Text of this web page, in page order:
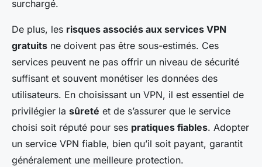
surchargé.
De plus, les risques associés aux services VPN
gratuits ne doivent pas être sous-estimés. Ces
services peuvent ne pas offrir un niveau de sécurité
suffisant et souvent monétiser les données des
utilisateurs. En choisissant un VPN, il est essentiel de
privilégier la sûreté et de s’assurer que le service
choisi soit réputé pour ses pratiques fiables. Adopter
un service VPN fiable, bien qu’il soit payant, garantit
généralement une meilleure protection.